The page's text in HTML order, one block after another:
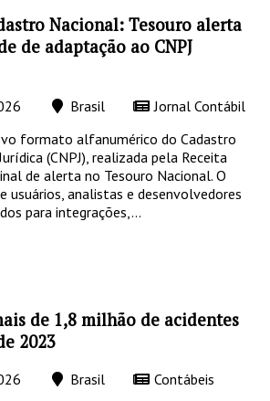
Nacional: Tesouro alerta
de adaptação ao CNPJ
Brasil
Jornal Contábil
formato alfanumérico do Cadastro
(CNPJ), realizada pela Receita
de alerta no Tesouro Nacional. O
usuários, analistas e desenvolvedores
para integrações,...
de 1,8 milhão de acidentes
2023
Brasil
Contábeis